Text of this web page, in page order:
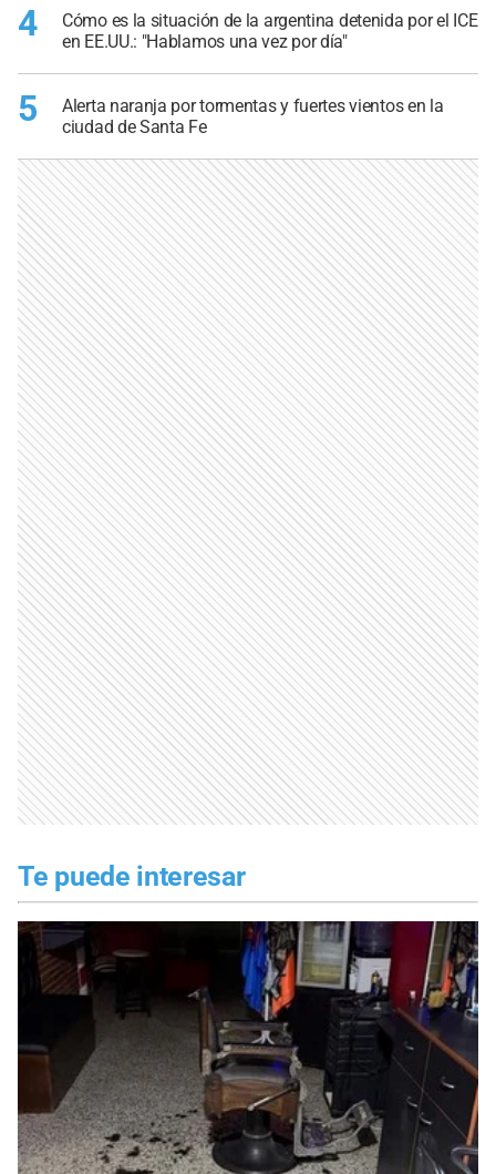
4
Cómo es la situación de la argentina detenida por el ICE
en EE.UU.: "Hablamos una vez por día"
5
Alerta naranja por tormentas y fuertes vientos en la
ciudad de Santa Fe
Te puede interesar